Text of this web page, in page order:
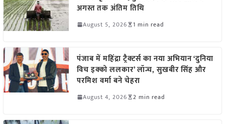
अगस्त तक अंतिम तिथि
August 5, 2026 1 min read
पंजाब में महिंद्रा ट्रैक्टर्स का नया अभियान ‘दुनिया
विच इक्को ललकार’ लॉन्च, सुखबीर सिंह और
परमिश वर्मा बने चेहरा
August 4, 2026 2 min read